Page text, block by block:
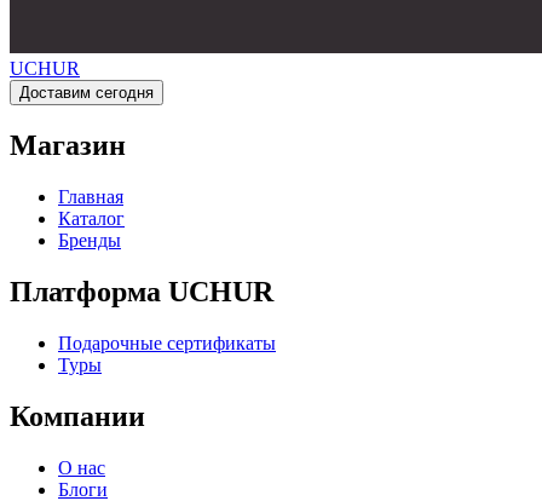
UCHUR
Доставим сегодня
Магазин
Главная
Каталог
Бренды
Платформа UCHUR
Подарочные сертификаты
Туры
Компании
О нас
Блоги